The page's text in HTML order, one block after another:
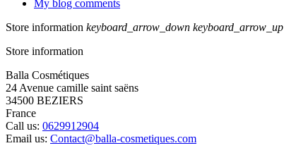
My blog comments
Store information keyboard_arrow_down keyboard_arrow_up
Store information
Balla Cosmétiques
24 Avenue camille saint saëns
34500 BEZIERS
France
Call us: 0629912904
Email us: Contact@balla-cosmetiques.com